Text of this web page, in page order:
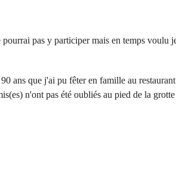
pas y participer mais en temps
ans que j'ai pu fêter en famille au
n'ont pas été oubliés au pied de la